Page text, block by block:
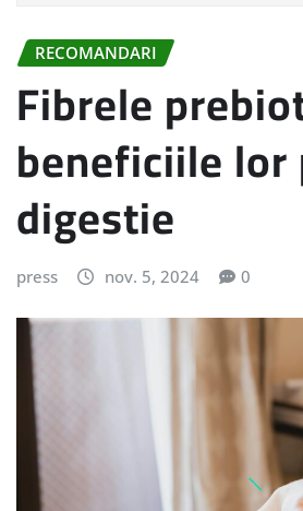
RECOMANDARI
Fibrele
beneficiile
digestie
press nov. 5, 2024 0